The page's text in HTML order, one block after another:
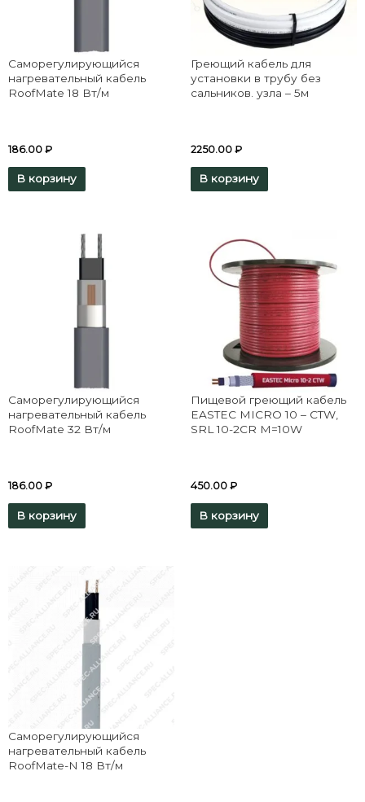
Саморегулирующийся
нагревательный кабель
RoofMate 18 Вт/м
186.00 ₽
В корзину
Греющий кабель для
установки в трубу без
сальников. узла – 5м
2250.00 ₽
В корзину
Саморегулирующийся
нагревательный кабель
RoofMate 32 Вт/м
186.00 ₽
В корзину
Пищевой греющий кабель
EASTEC MICRO 10 – CTW,
SRL 10-2CR M=10W
450.00 ₽
В корзину
Саморегулирующийся
нагревательный кабель
RoofMate-N 18 Вт/м